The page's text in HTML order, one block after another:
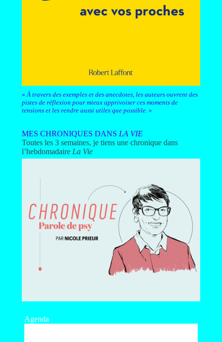
« À travers des exemples et des anecdotes, les auteurs ouvrent des
pistes de réflexion pour mieux apprivoiser ces moments de
tensions et les rendre aussi utiles que possible. »
MES CHRONIQUES DANS LA VIE
Toutes les 3 semaines, je tiens une chronique dans
l’hebdomadaire La Vie
Agenda